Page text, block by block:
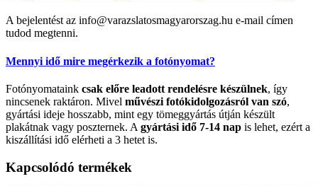
A bejelentést az info@varazslatosmagyarorszag.hu e-mail címen
tudod megtenni.
Mennyi idő mire megérkezik a fotónyomat?
Fotónyomataink csak előre leadott rendelésre készülnek, így
nincsenek raktáron. Mivel művészi fotókidolgozásról van szó,
gyártási ideje hosszabb, mint egy tömeggyártás útján készült
plakátnak vagy poszternek. A gyártási idő 7-14 nap is lehet, ezért a
kiszállítási idő elérheti a 3 hetet is.
Kapcsolódó termékek